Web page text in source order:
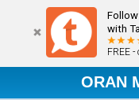
Follow
with
FREE -
ORAN